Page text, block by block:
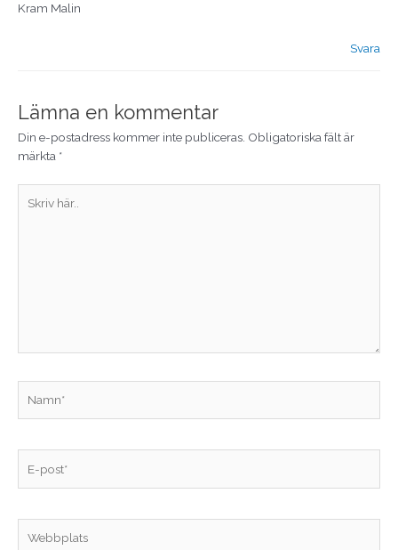
Kram Malin
Svara
Lämna en kommentar
Din e-postadress kommer inte publiceras. Obligatoriska fält är
märkta *
här..
post*